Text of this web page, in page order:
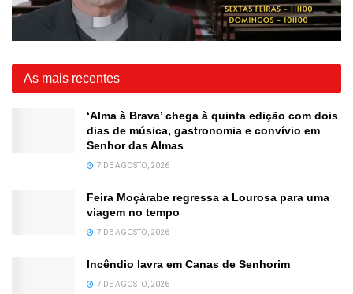
As mais recentes
‘Alma à Brava’ chega à quinta edição com dois
dias de música, gastronomia e convívio em
Senhor das Almas
7 DE AGOSTO, 2026
Feira Moçárabe regressa a Lourosa para uma
viagem no tempo
7 DE AGOSTO, 2026
Incêndio lavra em Canas de Senhorim
7 DE AGOSTO, 2026